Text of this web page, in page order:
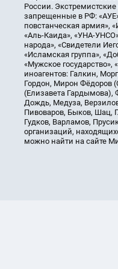
России.
запрещенные в РФ:
повстанческая армия»,
«Аль-Каида», «УНА-
народа», «Свидетели
«Исламская группа»,
«Мужское государство»,
иноагентов: Галкин,
Гордон, Мирон Фёдоров
(Елизавета
Дождь, Медуза,
Пивоваров, Быков, Шац,
Гудков, Варламов,
организаций,
можно найти на сайте